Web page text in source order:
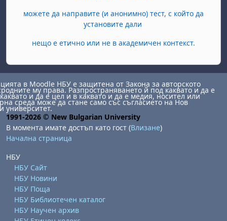
можете да направите (и анонимно) тест, с който да
установите дали
нещо е етично или не в академичен контекст.
в Moodle НБУ е защитена от Закона за авторското
му права. Разпространяването й под каквато и да е
и да е цел и в каквато и да е медия, носител или
среда може да стане само със съгласието на Нов
университет.
1991-2026 © New Bulgarian University
В момента имате достъп като гост (Влизане)
Начална страница
НБУ
НБУ Сайт
НБУ Новини
НБУ Поща
НБУ Библиотечен каталог
НБУ Научен архив